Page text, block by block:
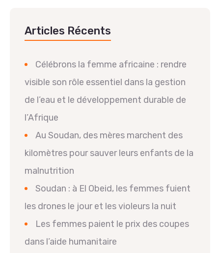
Articles Récents
Célébrons la femme africaine : rendre
visible son rôle essentiel dans la gestion
de l’eau et le développement durable de
l’Afrique
Au Soudan, des mères marchent des
kilomètres pour sauver leurs enfants de la
malnutrition
Soudan : à El Obeid, les femmes fuient
les drones le jour et les violeurs la nuit
Les femmes paient le prix des coupes
dans l’aide humanitaire